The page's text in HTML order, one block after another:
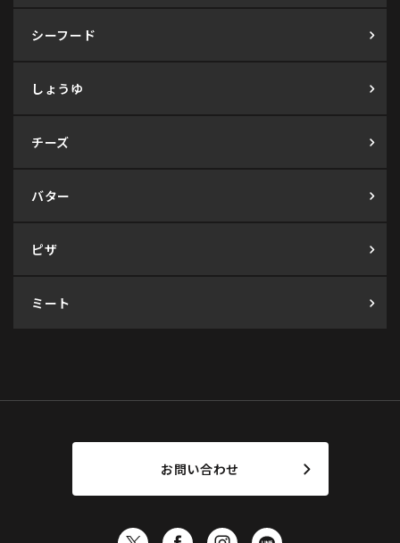
シーフード
しょうゆ
チーズ
バター
ピザ
ミート
お問い合わせ